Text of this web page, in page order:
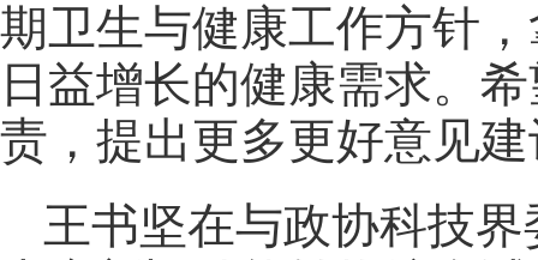
期卫生与健康工作方针
日益增长的健康需求。
责，提出更多更好意见
王书坚在与政协科技